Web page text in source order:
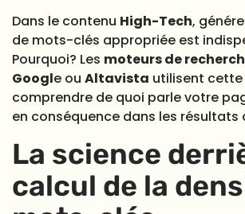
Dans le contenu High-Tech,
de mots-clés appropriée est
Pourquoi? Les moteurs de
Google ou Altavista utilisent
comprendre de quoi parle votre
en conséquence dans les résultats
La science
calcul de la